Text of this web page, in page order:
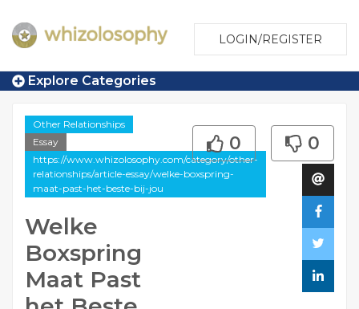
LOGIN/REGISTER
Explore Categories
Other Relationships
Essay
https://www.whizolosophy.com/category/other-
relationships/article-essay/welke-boxspring-
maat-past-het-beste-bij-jou
Welke
Boxspring
Maat Past
0 0